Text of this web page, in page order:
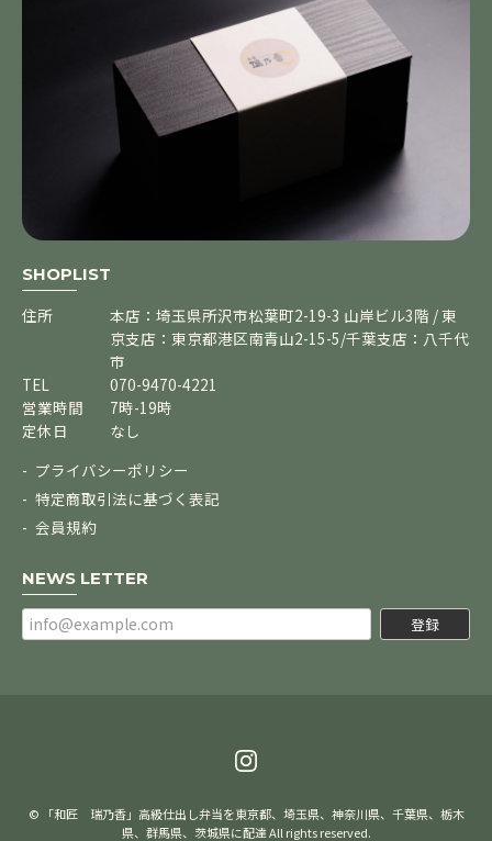
SHOPLIST
住所
本店：埼玉県所沢市松葉町2-19-3 山岸ビル3階 / 東
京支店：東京都港区南青山2-15-5/千葉支店：八千代
市
TEL
070-9470-4221
営業時間
7時-19時
定休日
なし
プライバシーポリシー
特定商取引法に基づく表記
会員規約
NEWS LETTER
登録
© 「和匠 瑞乃香」高級仕出し弁当を東京都、埼玉県、神奈川県、千葉県、栃木
県、群馬県、茨城県に配達 All rights reserved.